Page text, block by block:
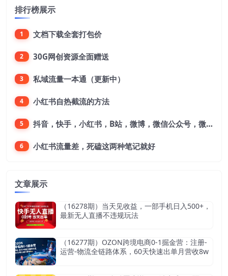
排行榜展示
1 文档下载全套打包价
2 30G网创资源全面赠送
3 私域流量一本通（更新中）
4 小红书自热截流的方法
5 抖音，快手，小红书，B站，微博，微信公众号，微信视频号。每一个平台，都是不一样的机会，对应不一样的赚钱思路
6 小红书流量差，死磕这两种笔记就好
文章展示
（16278期）当天见收益，一部手机日入500+，
最新无人直播不违规玩法
（16277期）OZON跨境电商0-1掘金营：注册-
运营-物流全链路体系，60天快速出单月营收8w